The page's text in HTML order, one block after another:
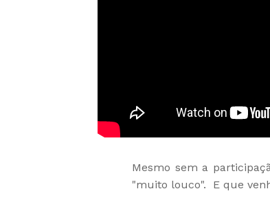
Mesmo sem a
"muito louco". E que